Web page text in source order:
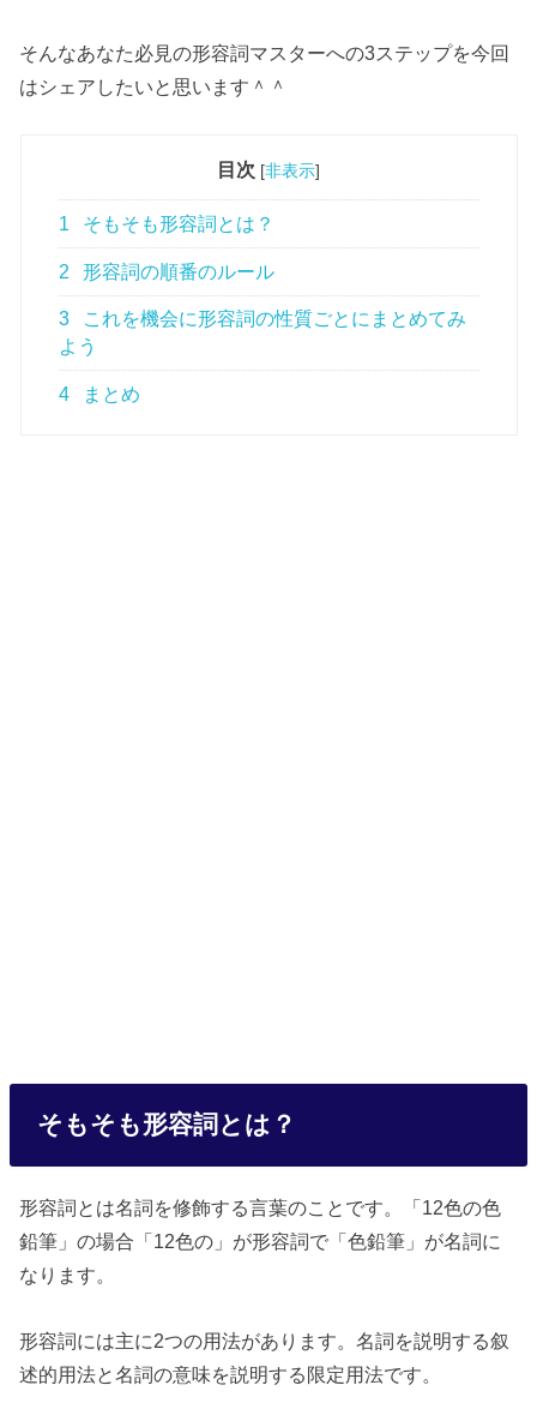
そんなあなた必見の形容詞マスターへの3ステップを今回
はシェアしたいと思います＾＾
目次 [非表示]
1 そもそも形容詞とは？
2 形容詞の順番のルール
3
これを機会に形容詞の性質ごとにまとめてみ
よう
4 まとめ
そもそも形容詞とは？
形容詞とは名詞を修飾する言葉のことです。「12色の色
鉛筆」の場合「12色の」が形容詞で「色鉛筆」が名詞に
なります。
形容詞には主に2つの用法があります。名詞を説明する叙
述的用法と名詞の意味を説明する限定用法です。